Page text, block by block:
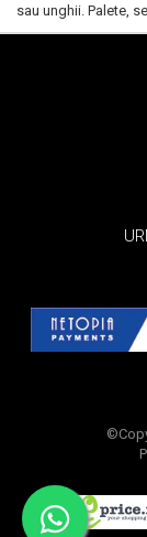
sau unghii. Palete,